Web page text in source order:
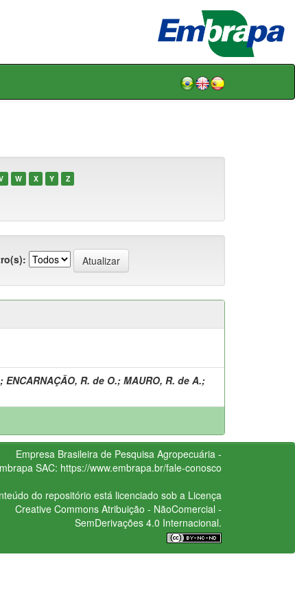
W X Y Z
; ENCARNAÇÃO, R. de O.; MAURO, R. de A.;
Empresa Brasileira de Pesquisa Agropecuária -
SAC: https://www.embrapa.br/fale-conosco
do repositório está licenciado sob a Licença
Creative CommonsAtribuição - NãoComercial -
SemDerivações 4.0 Internacional.